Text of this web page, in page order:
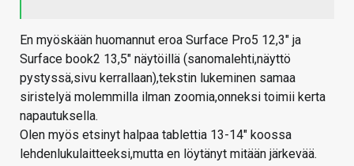
En myöskään huomannut eroa Surface Pro5 12,3" ja
Surface book2 13,5" näytöillä (sanomalehti,näyttö
pystyssä,sivu kerrallaan),tekstin lukeminen samaa
siristelyä molemmilla ilman zoomia,onneksi toimii kerta
napautuksella.
Olen myös etsinyt halpaa tablettia 13-14" koossa
lehdenlukulaitteeksi,mutta en löytänyt mitään järkevää.